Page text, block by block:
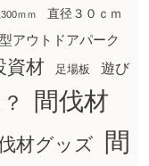
ｍｍ 直径３０ｃｍ
アウトドアパーク
資材 足場板 遊び
間伐材
材グッズ
間